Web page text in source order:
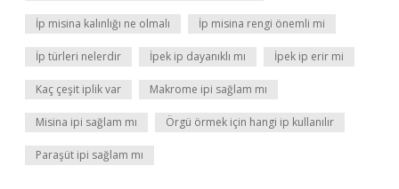
İp misina kalınlığı ne olmalı İp misina rengi önemli mi
İp türleri nelerdir İpek ip dayanıklı mı İpek ip erir mi
Kaç çeşit iplik var Makrome ipi sağlam mı
Misina ipi sağlam mı Örgü örmek için hangi ip kullanılır
Paraşüt ipi sağlam mı